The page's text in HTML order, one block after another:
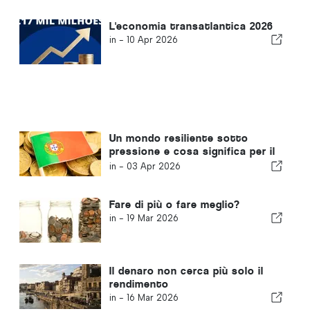
L'economia transatlantica 2026
in - 10 Apr 2026
Un mondo resiliente sotto
pressione e cosa significa per il
Portogallo
in - 03 Apr 2026
Fare di più o fare meglio?
in - 19 Mar 2026
Il denaro non cerca più solo il
rendimento
in - 16 Mar 2026